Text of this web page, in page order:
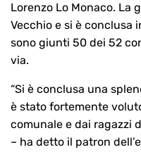
Lorenzo Lo Monaco. La
Vecchio e si è conclusa
sono giunti 50 dei 52
via.
“Si è conclusa una
è stato fortemente
comunale e dai ragazzi
– ha detto il patron